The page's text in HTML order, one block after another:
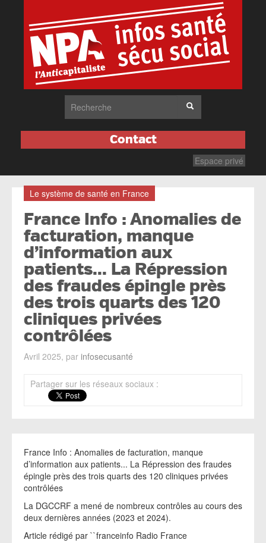
Contact
Espace privé
Le système de santé en France
France Info : Anomalies de
facturation, manque
d’information aux
patients... La Répression
des fraudes épingle près
des trois quarts des 120
cliniques privées
contrôlées
Avril 2025, par infosecusanté
Partager sur les réseaux sociaux :
France Info : Anomalies de facturation, manque
d’information aux patients... La Répression des fraudes
épingle près des trois quarts des 120 cliniques privées
contrôlées
La DGCCRF a mené de nombreux contrôles au cours des
deux dernières années (2023 et 2024).
Article rédigé par ``franceinfo Radio France